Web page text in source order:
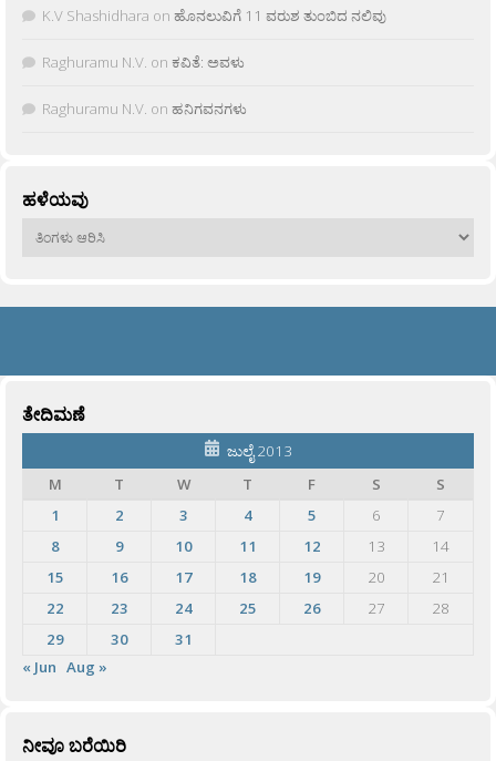
K.V Shashidhara on ಹೊನಲುವಿಗೆ 11 ವರುಶ ತುಂಬಿದ ನಲಿವು
Raghuramu N.V. on ಕವಿತೆ: ಅವಳು
Raghuramu N.V. on ಹನಿಗವನಗಳು
ಹಳೆಯವು
ಹಳೆಯವು
ತೇದಿಮಣೆ
ಜುಲೈ 2013
M
T W T F S
S
1
2 3 4 5 6
7
8
9 10 11 12 13
14
15
16 17 18 19 20
21
22
23 24 25 26 27
28
29
30
31
« Jun Aug »
ನೀವೂ ಬರೆಯಿರಿ